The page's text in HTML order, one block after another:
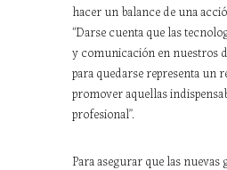
hacer un balance de una
“Darse cuenta que las
y comunicación en nuestros
para quedarse representa un
promover aquellas
profesional”.
Para asegurar que las nuevas